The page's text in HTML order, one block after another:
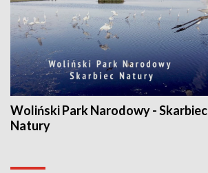
Woliński Park Narodowy - Skarbiec
Natury